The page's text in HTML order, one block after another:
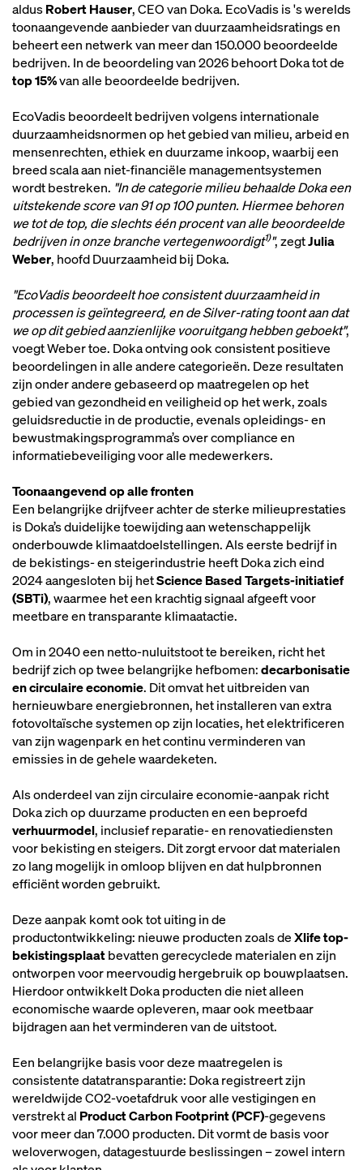
aldusRobert Hauser, CEO van Doka. EcoVadis is 's werelds
toonaangevende aanbieder van duurzaamheidsratings en
beheert een netwerk van meer dan 150.000 beoordeelde
bedrijven. In de beoordeling van 2026 behoort Doka tot de
top 15%van alle beoordeelde bedrijven.
EcoVadis beoordeelt bedrijven volgens internationale
duurzaamheidsnormen op het gebied van milieu, arbeid en
mensenrechten, ethiek en duurzame inkoop, waarbij een
breed scala aan niet-financiële managementsystemen
wordt bestreken. "In de categorie milieu behaalde Doka een
uitstekende score van 91 op 100 punten. Hiermee behoren
we tot de top, die slechts één procent van alle beoordeelde
bedrijven in onze branche vertegenwoordigt1)", zegtJulia
Weber, hoofd Duurzaamheid bij Doka.
"EcoVadis beoordeelt hoe consistent duurzaamheid in
processen is geïntegreerd, en de Silver-rating toont aan dat
we op dit gebied aanzienlijke vooruitgang hebben geboekt",
voegt Weber toe. Doka ontving ook consistent positieve
beoordelingen in alle andere categorieën. Deze resultaten
zijn onder andere gebaseerd op maatregelen op het
gebied van gezondheid en veiligheid op het werk, zoals
geluidsreductie in de productie, evenals opleidings- en
bewustmakingsprogramma’s over compliance en
informatiebeveiliging voor alle medewerkers.
Toonaangevend op alle fronten
Een belangrijke drijfveer achter de sterke milieuprestaties
is Doka’s duidelijke toewijding aan wetenschappelijk
onderbouwde klimaatdoelstellingen. Als eerste bedrijf in
de bekistings- en steigerindustrie heeft Doka zich eind
2024 aangesloten bij hetScience Based Targets-initiatief
(SBTi), waarmee het een krachtig signaal afgeeft voor
meetbare en transparante klimaatactie.
Om in 2040 een netto-nuluitstoot te bereiken, richt het
bedrijf zich op twee belangrijke hefbomen:decarbonisatie
en circulaire economie. Dit omvat het uitbreiden van
hernieuwbare energiebronnen, het installeren van extra
fotovoltaïsche systemen op zijn locaties, het elektrificeren
van zijn wagenpark en het continu verminderen van
emissies in de gehele waardeketen.
Als onderdeel van zijn circulaire economie-aanpak richt
Doka zich op duurzame producten en een beproefd
verhuurmodel, inclusief reparatie- en renovatiediensten
voor bekisting en steigers. Dit zorgt ervoor dat materialen
zo lang mogelijk in omloop blijven en dat hulpbronnen
efficiënt worden gebruikt.
Deze aanpak komt ook tot uiting in de
productontwikkeling: nieuwe producten zoals deXlife top-
bekistingsplaatbevatten gerecyclede materialen en zijn
ontworpen voor meervoudig hergebruik op bouwplaatsen.
Hierdoor ontwikkelt Doka producten die niet alleen
economische waarde opleveren, maar ook meetbaar
bijdragen aan het verminderen van de uitstoot.
Een belangrijke basis voor deze maatregelen is
consistente datatransparantie: Doka registreert zijn
wereldwijde CO2-voetafdruk voor alle vestigingen en
verstrekt al Product Carbon Footprint (PCF)-gegevens
voor meer dan 7.000 producten. Dit vormt de basis voor
weloverwogen, datagestuurde beslissingen – zowel intern